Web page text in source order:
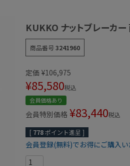
KUKKO ナットブレーカ
商品番号3241960
定価 ¥106,975
¥85,580税込
会員価格あり
会員特別価格 ¥83,440税込
[ 778ポイント進呈 ]
会員登録(無料)でお得にご購入